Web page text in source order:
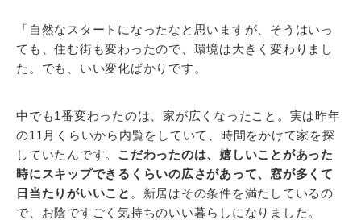
「自然なスタートになったなと思いますが、そうはいっ
ても、住む街も変わったので、環境は大きく変わりまし
た。でも、いい変化ばかりです。
中でも1番変わったのは、家が広くなったこと。実は昨年
の11月くらいから内覧をしていて、時間をかけて家を探
していたんです。 こだわったのは、嬉しいことがあった
時にスキップできるくらいの広さがあって、窓が多くて
日当たりがいいこと 。新居はその条件を満たしているの
で、お陰ですごく気持ちのいい暮らしになりました。